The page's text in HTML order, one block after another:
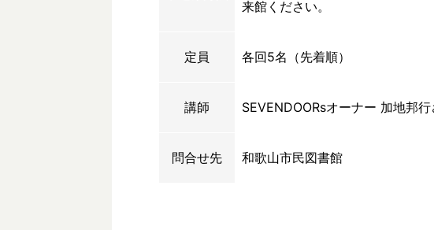
来館ください。
定員 各回5名（先着順）
講師 SEVENDOORsオーナー 加地邦行
問合せ先 和歌山市民図書館